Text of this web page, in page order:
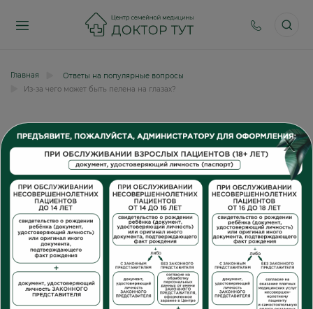
Главная
Ответы на популярные вопросы
Из-за чего может быть пелена на глазах?
Из-за чего может быть пелена на
глазах?
Олег Николаевич
Здравствуйте, расскажите пожалуйста из-за чего
может появляться пелена на глазах и как от нее
избавиться?
Ответ:
X